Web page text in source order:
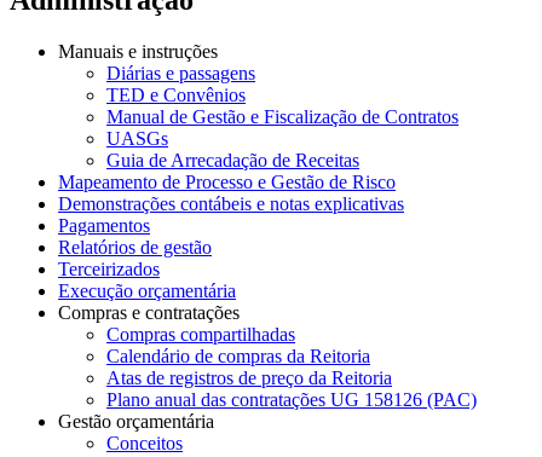
Manuais e instruções
Diárias e passagens
TED e Convênios
Manual de Gestão e Fiscalização de Contratos
UASGs
Guia de Arrecadação de Receitas
Mapeamento de Processo e Gestão de Risco
Demonstrações contábeis e notas explicativas
Pagamentos
Relatórios de gestão
Terceirizados
Execução orçamentária
Compras e contratações
Compras compartilhadas
Calendário de compras da Reitoria
Atas de registros de preço da Reitoria
Plano anual das contratações UG 158126 (PAC)
Gestão orçamentária
Conceitos